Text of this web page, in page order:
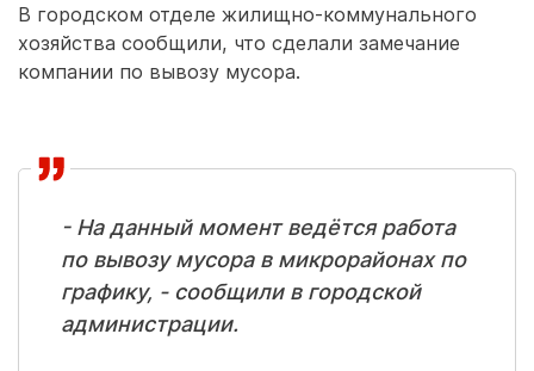
В городском отделе жилищно-коммунального
хозяйства сообщили, что сделали замечание
компании по вывозу мусора.
- На данный момент ведётся работа
по вывозу мусора в микрорайонах по
графику, - сообщили в городской
администрации.